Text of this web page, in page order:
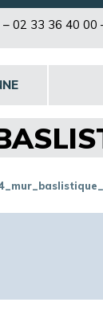
– 02 33 36 40 00